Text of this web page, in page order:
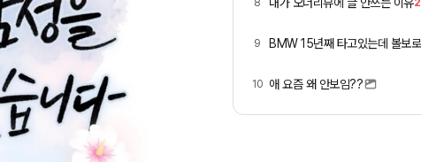
8 2
9
10 애 요즘 왜 안보임??